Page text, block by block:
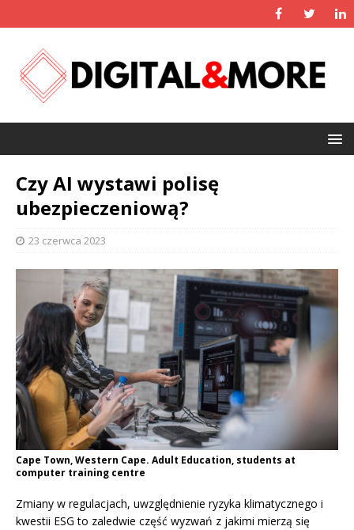
Czy AI wystawi polisę
ubezpieczeniową?
23 czerwca 2023
Cape Town, Western Cape. Adult Education, students at
computer training centre
Zmiany w regulacjach, uwzględnienie ryzyka klimatycznego i
kwestii ESG to zaledwie część wyzwań z jakimi mierzą się